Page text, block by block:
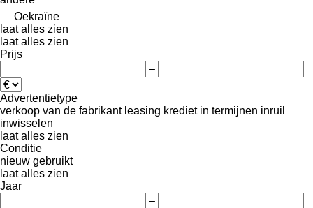
Oekraïne
laat alles zien
laat alles zien
Prijs
–
Advertentietype
verkoop van de fabrikant leasing krediet in termijnen inruil
inwisselen
laat alles zien
Conditie
nieuw gebruikt
laat alles zien
Jaar
–